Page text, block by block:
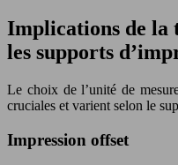
Implications de la
les supports
Le choix de l’unité de
cruciales et varient selon le
Impression offset